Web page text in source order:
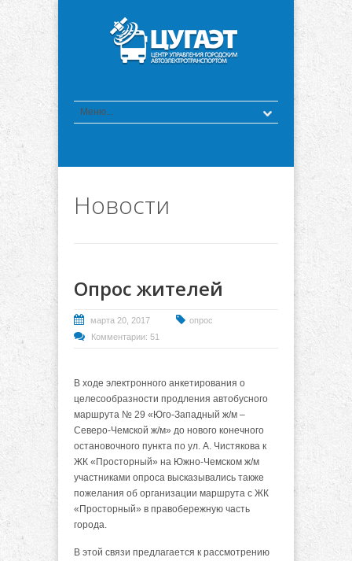
Новости
Опрос жителей
марта 20, 2017
опрос
Комментарии: 51
В ходе электронного анкетирования о
целесообразности продления автобусного
маршрута № 29 «Юго-Западный ж/м –
Северо-Чемской ж/м» до нового конечного
остановочного пункта по ул. А. Чистякова к
ЖК «Просторный» на Южно-Чемском ж/м
участниками опроса высказывались также
пожелания об организации маршрута с ЖК
«Просторный» в правобережную часть
города.
В этой связи предлагается к рассмотрению